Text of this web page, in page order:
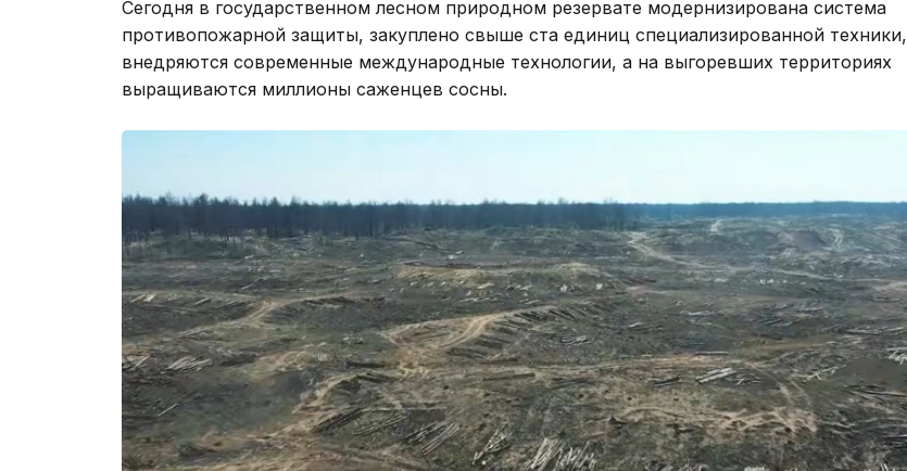
Сегодня в государственном лесном природном резервате модернизирована система
противопожарной защиты, закуплено свыше ста единиц специализированной техники,
внедряются современные международные технологии, а на выгоревших территориях
выращиваются миллионы саженцев сосны.